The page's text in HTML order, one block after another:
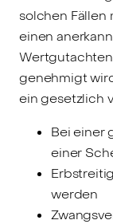
solchen Fällen
einen
genehmigt
ein gesetzlich
Bei einer
einer
werden